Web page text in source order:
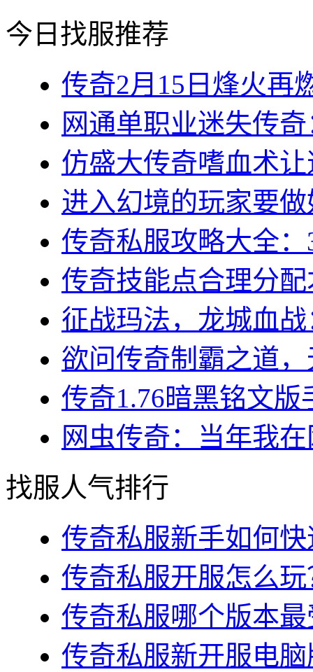
今日找服推荐
传奇2月15日烽火再
网通单职业迷失传
仿盛大传奇嗜血术
进入幻境的玩家要
传奇私服攻略大全
传奇技能点合理分
征战玛法，龙城血
欲问传奇制霸之道
传奇1.76暗黑铭文
网虫传奇：当年我
找服人气排行
传奇私服新手如何
传奇私服开服怎么
传奇私服哪个版本
传奇私服新开服电